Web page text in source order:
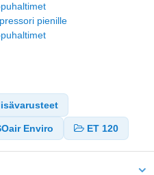
pienille
Enviro ET 120